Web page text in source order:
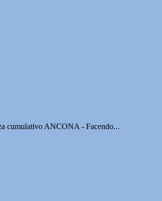
cumulativo ANCONA - Facendo...